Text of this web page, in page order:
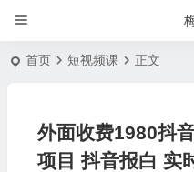
首页 短视频课 正文
外面收费1980抖
项目 抖音报白 实